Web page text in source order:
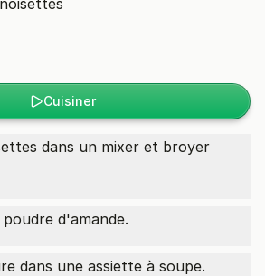
Cuisiner
dans un mixer et broyer
d'amande.
dans une assiette à soupe.